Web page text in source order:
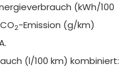
(kWh/100
2-Emission (g/km)
(l/100 km) kombiniert: